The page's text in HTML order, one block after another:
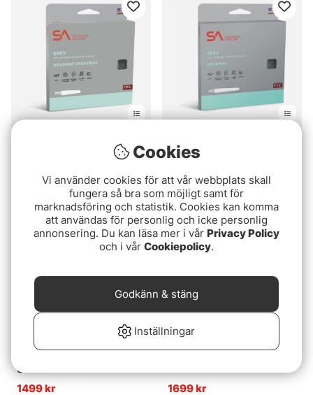
SA Headway Strategic
899 kr
SA Headway Belly
SH/Switch, I/S3
849 kr
Season Fast
Intermediate
1499 kr
1699 kr
Cookies
Vi använder cookies för att vår webbplats skall
fungera så bra som möjligt samt för
marknadsföring och statistik. Cookies kan komma
att användas för personlig och icke personlig
annonsering. Du kan läsa mer i vår Privacy Policy
och i vår Cookiepolicy.
Inställningar
Godkänn & stäng